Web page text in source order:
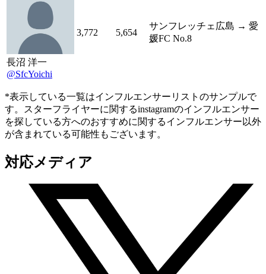
長沼 洋一
@SfcYoichi
3,772 5,654
サンフレッチェ広島 → 愛
媛FC No.8
*表示している一覧はインフルエンサーリストのサンプルで
す。スターフライヤーに関するinstagramのインフルエンサー
を探している方へのおすすめに関するインフルエンサー以外
が含まれている可能性もございます。
対応メディア